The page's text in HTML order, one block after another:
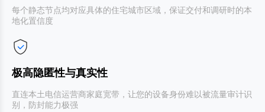
每个静态节点均对应具体的住宅城市区域，保证交付和调研时的本
地化置信度
极高隐匿性与真实性
直连本土电信运营商家庭宽带，让您的设备身份难以被流量审计识
别，防封能力极强